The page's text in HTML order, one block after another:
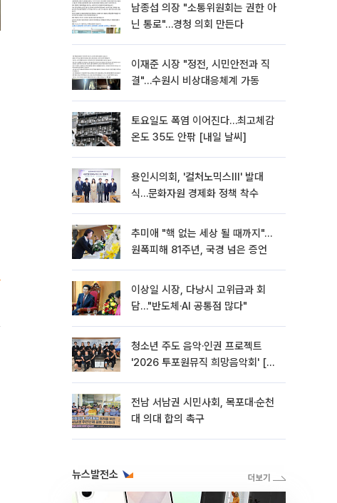
남종섭 의장 "소통위원회는 권한 아
닌 통로"…경청 의회 만든다
이재준 시장 "정전, 시민안전과 직
결"…수원시 비상대응체계 가동
토요일도 폭염 이어진다…최고체감
온도 35도 안팎 [내일 날씨]
용인시의회, '컬처노믹스Ⅲ' 발대
식…문화자원 경제화 정책 착수
추미애 "핵 없는 세상 될 때까지"…
원폭피해 81주년, 국경 넘은 증언
이상일 시장, 다낭시 고위급과 회
담…"반도체·AI 공통점 많다"
청소년 주도 음악·인권 프로젝트
'2026 투포원뮤직 희망음악회' [포
전남 서남권 시민사회, 목포대·순천
대 의대 합의 촉구
뉴스발전소